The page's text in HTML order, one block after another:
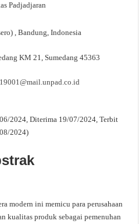
Padjadjaran
, Bandung, Indonesia
KM 21, Sumedang 45363
2024, Diterima 19/07/2024, Terbit
2024)
modern ini memicu para perusahaan
kualitas produk sebagai pemenuhan